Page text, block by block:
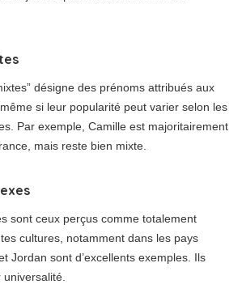
désigne des prénoms attribués aux
si leur popularité peut varier selon les
Par exemple, Camille est majoritairement
mais reste bien mixte.
sont ceux perçus comme totalement
cultures, notamment dans les pays
Jordan sont d’excellents exemples. Ils
universalité.